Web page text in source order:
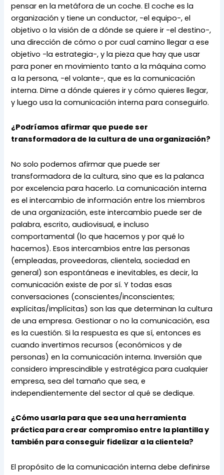
pensar en la metáfora de un coche. El coche es la
organización y tiene un conductor, -el equipo-, el
objetivo o la visión de a dónde se quiere ir -el destino-,
una dirección de cómo o por cual camino llegar a ese
objetivo -la estrategia-, y la pieza que hay que usar
para poner en movimiento tanto a la máquina como
a la persona, -el volante-, que es la comunicación
interna. Dime a dónde quieres ir y cómo quieres llegar,
y luego usa la comunicación interna para conseguirlo.
¿Podríamos afirmar que puede ser
transformadora de la cultura de una organización?
No solo podemos afirmar que puede ser
transformadora de la cultura, sino que es la palanca
por excelencia para hacerlo. La comunicación interna
es el intercambio de información entre los miembros
de una organización, este intercambio puede ser de
palabra, escrito, audiovisual, e incluso
comportamental (lo que hacemos y por qué lo
hacemos). Esos intercambios entre las personas
(empleadas, proveedoras, clientela, sociedad en
general) son espontáneas e inevitables, es decir, la
comunicación existe de por sí. Y todas esas
conversaciones (conscientes/inconscientes;
explícitas/implícitas) son las que determinan la cultura
de una empresa. Gestionar o no la comunicación, esa
es la cuestión. Si la respuesta es que sí, entonces es
cuando invertimos recursos (económicos y de
personas) en la comunicación interna. Inversión que
considero imprescindible y estratégica para cualquier
empresa, sea del tamaño que sea, e
independientemente del sector al qué se dedique.
¿Cómo usarla para que sea una herramienta
práctica para crear compromiso entre la plantilla y
también para conseguir fidelizar a la clientela?
El propósito de la comunicación interna debe definirse